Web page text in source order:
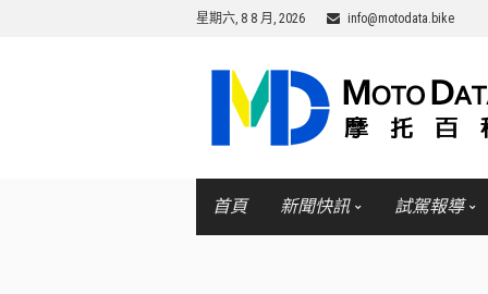
星期六, 8 8 月, 2026 info@motodata.bike
首頁 新聞快訊 試駕報導